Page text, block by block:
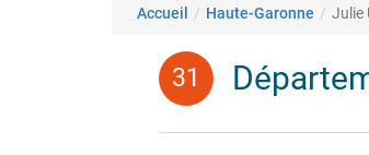
Fil d'Ariane
Accueil Haute-Garonne Julie